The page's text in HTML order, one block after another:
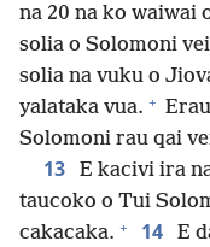
na 20 na ko waiwai
solia o Solomoni
solia na vuku o
yalataka vua. +
Solomoni rau qai
13
E kacivi ira
taucoko o Tui
cakacaka. + 14
E